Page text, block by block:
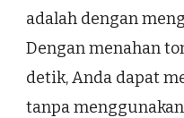
adalah dengan
Dengan menahan
detik, Anda dapat
tanpa